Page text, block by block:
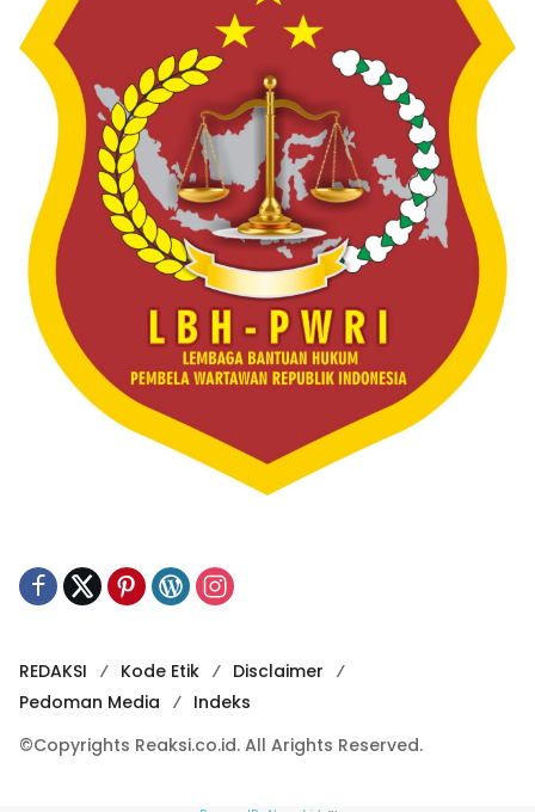
REDAKSI Kode Etik
Disclaimer
Pedoman Media
Indeks
©Copyrights Reaksi.co.id. All Arights Reserved.